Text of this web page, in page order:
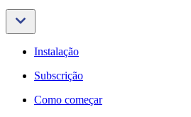
Instalação
Subscrição
Como começar